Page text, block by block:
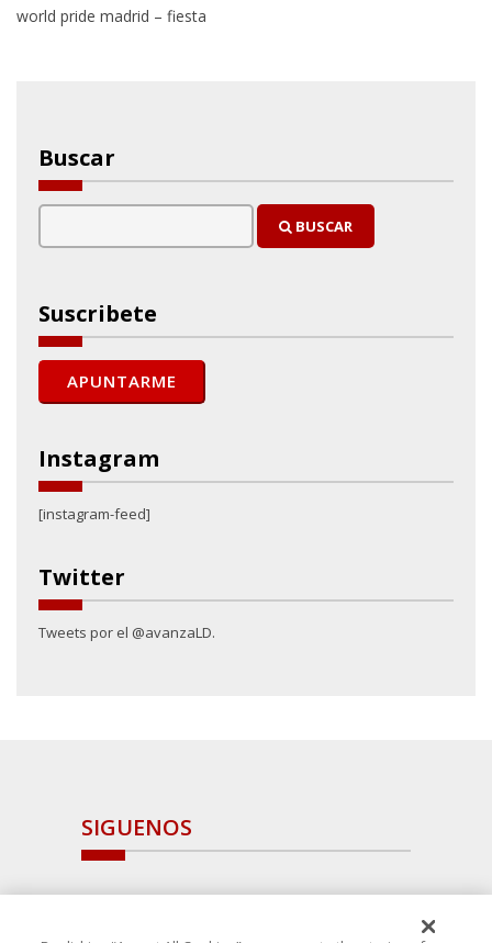
world pride madrid – fiesta
Buscar
BUSCAR
Suscribete
Instagram
[instagram-feed]
Twitter
Tweets por el @avanzaLD.
SIGUENOS